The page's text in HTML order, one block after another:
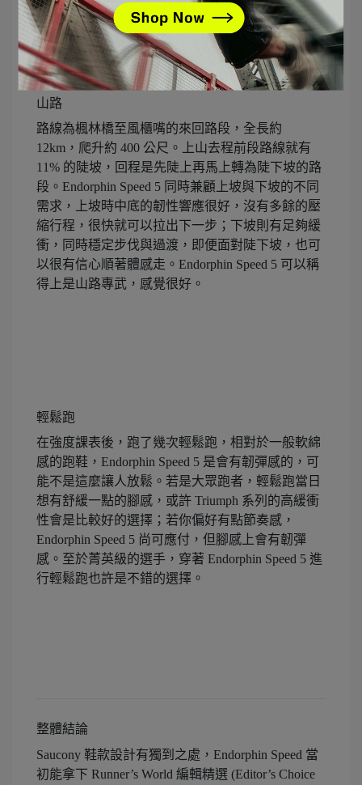
山路
路線為楓林橋至風櫃嘴的來回路段，全長約
12km，爬升約 400 公尺。上山去程前段路線就有
11% 的陡坡，回程是先陡上再馬上轉為陡下坡的路
段。Endorphin Speed 5 同時兼顧上坡與下坡的不同
需求，上坡時中底的韌性響應很好，沒有多餘的壓
縮行程，很快就可以拉出下一步；下坡則有足夠緩
衝，同時穩定步伐與過渡，即便面對陡下坡，也可
以很有信心順著體感走。Endorphin Speed 5 可以稱
得上是山路專武，感覺很好。
輕鬆跑
在強度課表後，跑了幾次輕鬆跑，相對於一般軟綿
感的跑鞋，Endorphin Speed 5 是會有韌彈感的，可
能不是這麼讓人放鬆。若是大眾跑者，輕鬆跑當日
想有舒緩一點的腳感，或許 Triumph 系列的高緩衝
性會是比較好的選擇；若你偏好有點節奏感，
Endorphin Speed 5 尚可應付，但腳感上會有韌彈
感。至於菁英級的選手，穿著 Endorphin Speed 5 進
行輕鬆跑也許是不錯的選擇。
整體結論
Saucony 鞋款設計有獨到之處，Endorphin Speed 當
初能拿下 Runner’s World 編輯精選 (Editor’s Choice